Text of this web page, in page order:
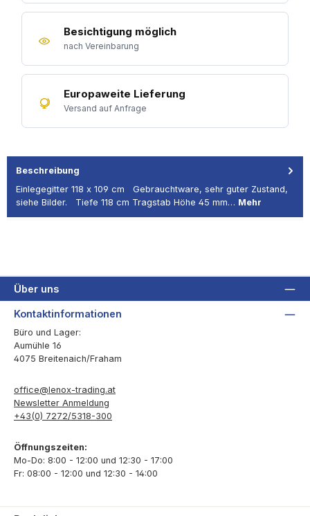
Besichtigung möglich
nach Vereinbarung
Europaweite Lieferung
Versand auf Anfrage
Beschreibung
Einlegegitter 118 x 109 cm Gebrauchtware, sehr guter Zustand,
siehe Bilder. Tiefe 118 cm Tragstab Höhe 45 mm… Mehr
Über uns
Kontaktinformationen
Büro und Lager:
Aumühle 16
4075 Breitenaich/Fraham
office@lenox-trading.at
Newsletter Anmeldung
+43(0) 7272/5318-300
Öffnungszeiten:
Mo-Do: 8:00 - 12:00 und 12:30 - 17:00
Fr: 08:00 - 12:00 und 12:30 - 14:00